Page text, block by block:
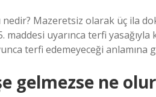
nedir? Mazeretsiz olarak üç ila
maddesi uyarınca terfi
terfi edemeyeceği anlamına
gelmezse ne